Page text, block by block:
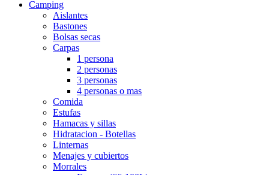
Camping
Aislantes
Bastones
Bolsas secas
Carpas
1 persona
2 personas
3 personas
4 personas o mas
Comida
Estufas
Hamacas y sillas
Hidratacion - Botellas
Linternas
Menajes y cubiertos
Morrales